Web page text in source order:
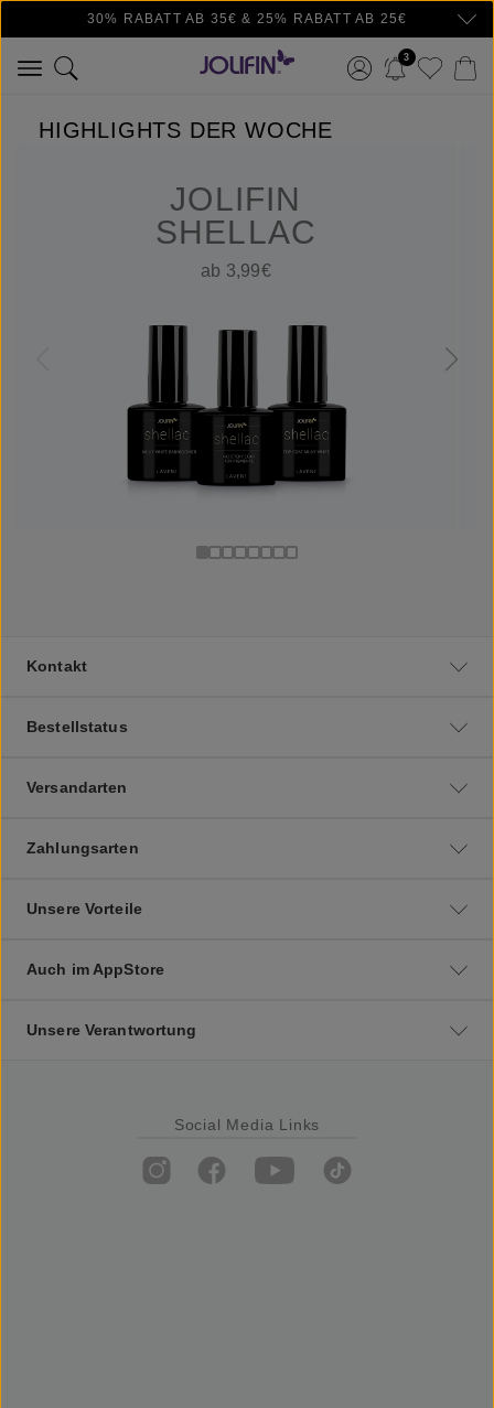
Zum Hauptinhalt springen
30% RABATT AB 35€ & 25% RABATT AB 25€
3
HIGHLIGHTS DER WOCHE
JOLIFIN
SHELLAC
ab 3,99€
Kontakt
Bestellstatus
Versandarten
Zahlungsarten
Unsere Vorteile
Auch im AppStore
Unsere Verantwortung
Social Media Links